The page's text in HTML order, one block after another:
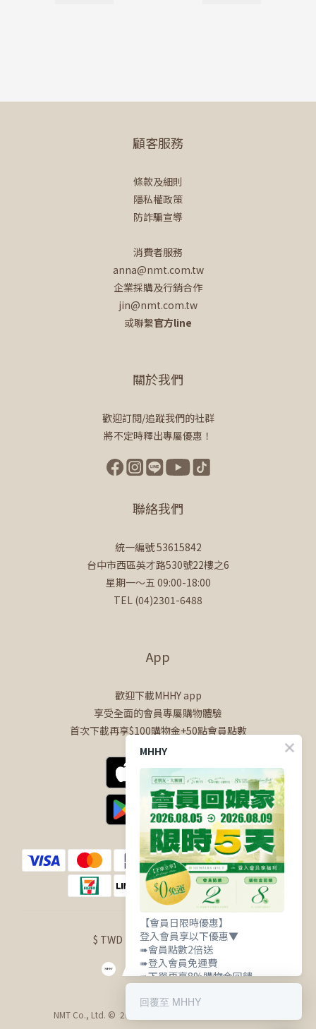
顧客服務
條款及細則
隱私權政策
防詐騙宣導
消費者服務
anna@nmt.com.tw
企業採購及行銷合作
jin@nmt.com.tw
或聯繫官方line
關於我們
歡迎訂閱/追蹤我們的社群
將不定時釋出專屬優惠！
聯絡我們
統一編號 53615842
台中市西區英才路530號22樓之6
星期一～五 09:00-18:00
TEL (04)2301-6488
App
歡迎下載MHHY app
享受全面的會員專屬購物體驗
首次下載再享$100購物金+50點會員點數
$ TWD English
NMT Co., Ltd. © 2021 明華興業股份有限公司 版權所有
MHHY
【會員日限時優惠】
登入會員享以下優惠▼
➠會員點數2倍送
➠登入會員免運費
➠下單再享8%購物金回饋
回覆至 MHHY